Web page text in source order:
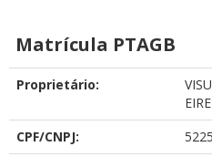
Matrícula PTAGB
Proprietário:
CPF/CNPJ: